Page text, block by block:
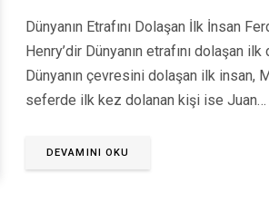
Dünyanın Etrafını Dolaşan İlk İnsan
Henry’dir Dünyanın etrafını dolaşan
Dünyanın çevresini dolaşan ilk insan,
seferde ilk kez dolanan kişi ise Juan…
DEVAMINI OKU